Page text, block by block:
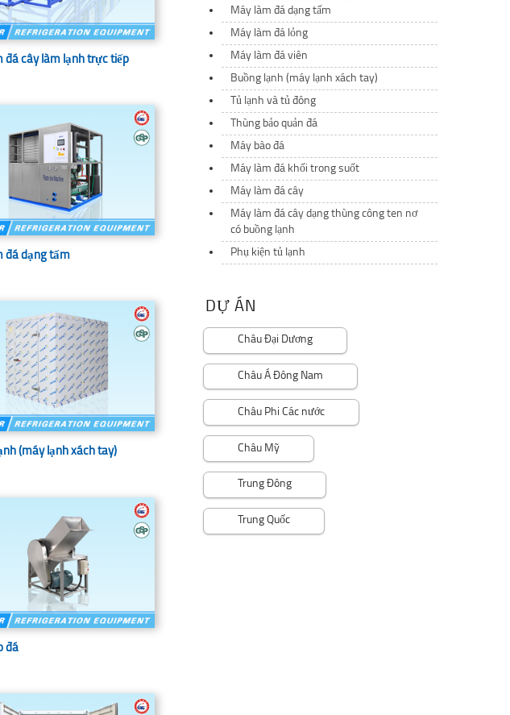
đá cây làm lạnh trực tiếp
đá dạng tấm
(máy lạnh xách tay)
đá
Máy làm đá dạng tấm
Máy làm đá lỏng
Máy làm đá viên
Buồng lạnh (máy lạnh xách tay)
Tủ lạnh và tủ đông
Thùng bảo quản đá
Máy bào đá
Máy làm đá khối trong suốt
Máy làm đá cây
Máy làm đá cây dạng thùng công ten nơ
có buồng lạnh
Phụ kiện tủ lạnh
DỰ ÁN
Châu Đại Dương
Châu Á Đông Nam
Châu Phi Các nước
Châu Mỹ
Trung Đông
Trung Quốc